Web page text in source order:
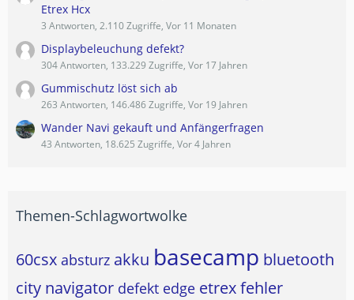
Etrex Hcx
3 Antworten, 2.110 Zugriffe, Vor 11 Monaten
Displaybeleuchung defekt?
304 Antworten, 133.229 Zugriffe, Vor 17 Jahren
Gummischutz löst sich ab
263 Antworten, 146.486 Zugriffe, Vor 19 Jahren
Wander Navi gekauft und Anfängerfragen
43 Antworten, 18.625 Zugriffe, Vor 4 Jahren
Themen-Schlagwortwolke
60csx absturz akku basecamp bluetooth
city navigator defekt edge etrexfehler